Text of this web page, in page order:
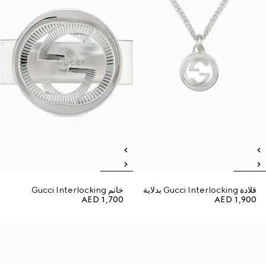
قلادة Gucci Interlocking بدلاية
AED 1,900
خاتم Gucci Interlocking
AED 1,700